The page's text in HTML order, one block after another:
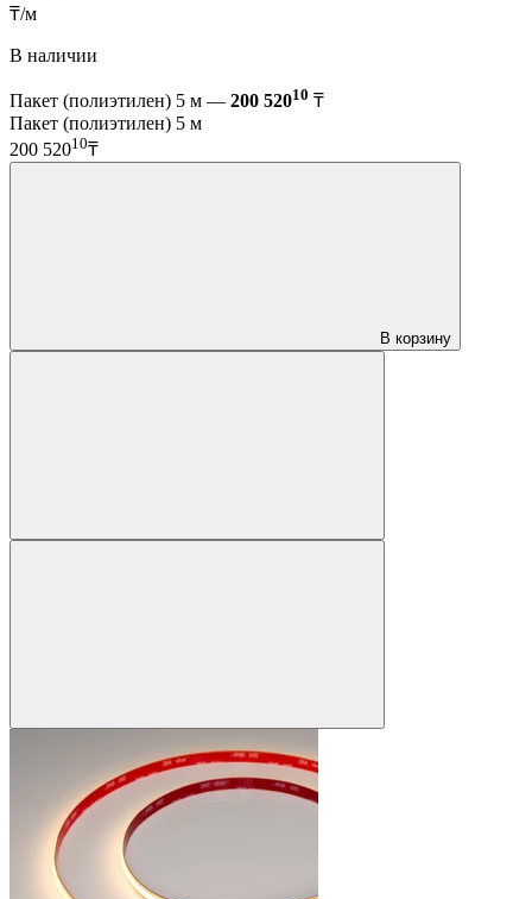
₸/м
В наличии
Пакет (полиэтилен) 5 м — 200 52010 ₸
Пакет (полиэтилен) 5 м
200 52010₸
В корзину